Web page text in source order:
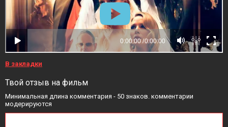
В закладки
Твой отзыв на фильм
Минимальная длина комментария - 50 знаков. комментарии
модерируются